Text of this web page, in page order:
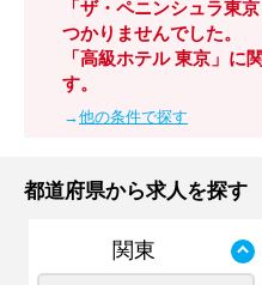
「ザ・ペニンシュラ東
つかりませんでした。
「高級ホテル 東京」に
す。
→他の条件で探す
都道府県から求人を探す
関東